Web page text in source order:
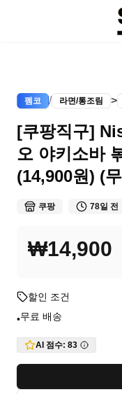
펨코 / 라면/통조림 >
[쿠팡직구]
오 야키소바
(14,900원) (
쿠팡 78일 전
₩14,900
할인 조건
•무료 배송
AI 점수: 83